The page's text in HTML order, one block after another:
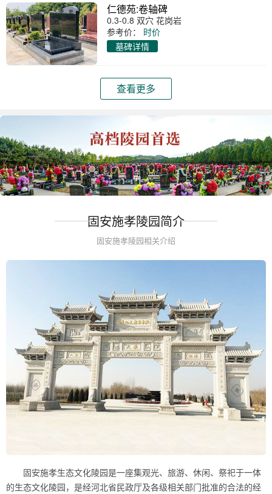
仁德苑:卷轴碑
0.3-0.8 双穴 花岗岩
参考价：
时价
墓碑详情
查看更多
固安施孝陵园简介
固安施孝陵园相关介绍
固安施孝生态文化陵园是一座集观光、旅游、休闲、祭祀于一体
的生态文化陵园，是经河北省民政厅及各级相关部门批准的合法的经